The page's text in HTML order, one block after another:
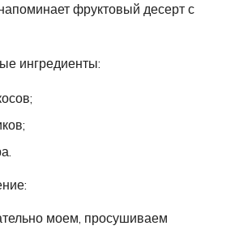
фруктовый десерт с
ингредиенты:
моем, просушиваем